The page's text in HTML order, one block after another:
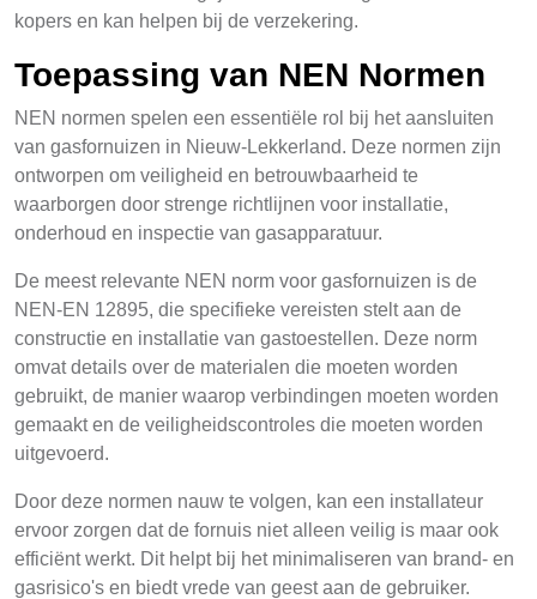
kopers en kan helpen bij de verzekering.
Toepassing van NEN Normen
NEN normen spelen een essentiële rol bij het aansluiten
van gasfornuizen in Nieuw-Lekkerland. Deze normen zijn
ontworpen om veiligheid en betrouwbaarheid te
waarborgen door strenge richtlijnen voor installatie,
onderhoud en inspectie van gasapparatuur.
De meest relevante NEN norm voor gasfornuizen is de
NEN-EN 12895, die specifieke vereisten stelt aan de
constructie en installatie van gastoestellen. Deze norm
omvat details over de materialen die moeten worden
gebruikt, de manier waarop verbindingen moeten worden
gemaakt en de veiligheidscontroles die moeten worden
uitgevoerd.
Door deze normen nauw te volgen, kan een installateur
ervoor zorgen dat de fornuis niet alleen veilig is maar ook
efficiënt werkt. Dit helpt bij het minimaliseren van brand- en
gasrisico's en biedt vrede van geest aan de gebruiker.